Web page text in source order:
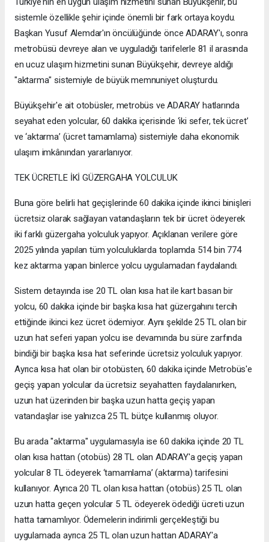
sistemle özellikle şehir içinde önemli bir fark ortaya koydu.
Başkan Yusuf Alemdar'ın öncülüğünde önce ADARAY'ı, sonra
metrobüsü devreye alan ve uyguladığı tarifelerle 81 il arasında
en ucuz ulaşım hizmetini sunan Büyükşehir, devreye aldığı
"aktarma" sistemiyle de büyük memnuniyet oluşturdu.
Büyükşehir'e ait otobüsler, metrobüs ve ADARAY hatlarında
seyahat eden yolcular, 60 dakika içerisinde ‘iki sefer, tek ücret’
ve ‘aktarma’ (ücret tamamlama) sistemiyle daha ekonomik
ulaşım imkânından yararlanıyor.
TEK ÜCRETLE İKİ GÜZERGAHA YOLCULUK
Buna göre belirli hat geçişlerinde 60 dakika içinde ikinci binişleri
ücretsiz olarak sağlayan vatandaşların tek bir ücret ödeyerek
iki farklı güzergaha yolculuk yapıyor. Açıklanan verilere göre
2025 yılında yapılan tüm yolculuklarda toplamda 514 bin 774
kez aktarma yapan binlerce yolcu uygulamadan faydalandı.
Sistem detayında ise 20 TL olan kısa hat ile kart basan bir
yolcu, 60 dakika içinde bir başka kısa hat güzergahını tercih
ettiğinde ikinci kez ücret ödemiyor. Aynı şekilde 25 TL olan bir
uzun hat seferi yapan yolcu ise devamında bu süre zarfında
bindiği bir başka kısa hat seferinde ücretsiz yolculuk yapıyor.
Ayrıca kısa hat olan bir otobüsten, 60 dakika içinde Metrobüs'e
geçiş yapan yolcular da ücretsiz seyahatten faydalanırken,
uzun hat üzerinden bir başka uzun hatta geçiş yapan
vatandaşlar ise yalnızca 25 TL bütçe kullanmış oluyor.
Bu arada "aktarma" uygulamasıyla ise 60 dakika içinde 20 TL
olan kısa hattan (otobüs) 28 TL olan ADARAY'a geçiş yapan
yolcular 8 TL ödeyerek ‘tamamlama’ (aktarma) tarifesini
kullanıyor. Ayrıca 20 TL olan kısa hattan (otobüs) 25 TL olan
uzun hatta geçen yolcular 5 TL ödeyerek ödediği ücreti uzun
hatta tamamlıyor. Ödemelerin indirimli gerçekleştiği bu
uygulamada ayrıca 25 TL olan uzun hattan ADARAY'a